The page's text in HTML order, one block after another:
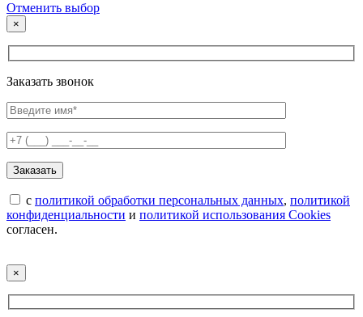
Отменить выбор
×
Заказать звонок
с политикой обработки персональных данных, политикой
конфиденциальности и политикой использования Cookies
согласен.
×